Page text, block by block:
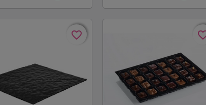
favorite_border
favorite_border